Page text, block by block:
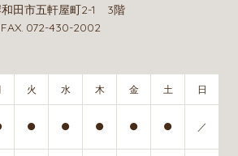
田市五軒屋町2-1 3階
072-430-2002
火 水 木 金 土 日
● ● ● ● ● ／